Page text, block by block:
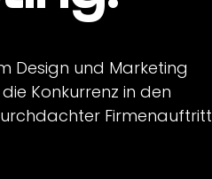
Design und Marketing
Konkurrenz in den
Firmenauftritt